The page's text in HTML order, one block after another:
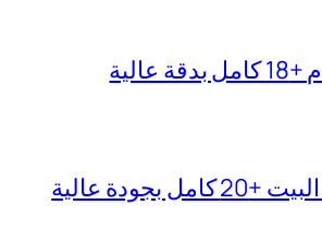
عالية